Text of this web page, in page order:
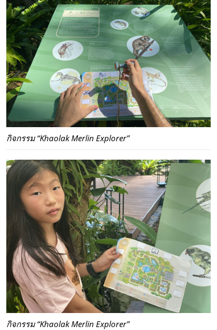
กิจกรรม “Khaolak Merlin Explorer”
กิจกรรม “Khaolak Merlin Explorer”